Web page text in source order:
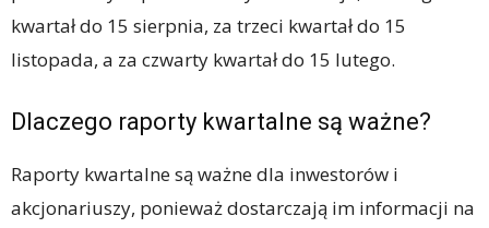
kwartał do 15 sierpnia, za trzeci kwartał do 15
listopada, a za czwarty kwartał do 15 lutego.
Dlaczego raporty kwartalne są ważne?
Raporty kwartalne są ważne dla inwestorów i
akcjonariuszy, ponieważ dostarczają im informacji na